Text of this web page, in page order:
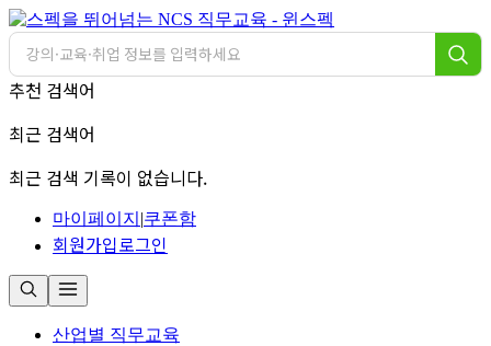
추천 검색어
최근 검색어
최근 검색 기록이 없습니다.
마이페이지 |쿠폰함
회원가입로그인
산업별 직무교육